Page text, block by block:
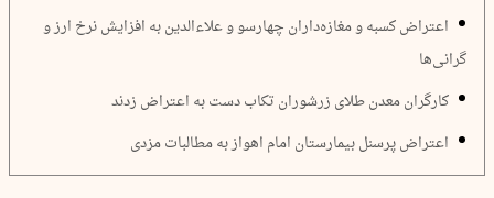
اعتراض کسبه و مغازه‌داران چهارسو و علاءالدین به افزایش نرخ ارز و
گرانی‌ها
کارگران معدن طلای زرشوران تکاب دست به اعتراض زدند
اعتراض پرسنل بیمارستان امام اهواز به مطالبات مزدی